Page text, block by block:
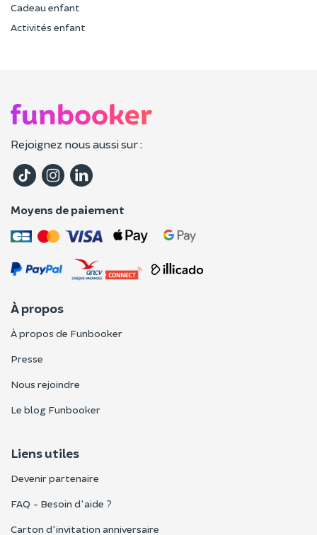
Cadeau enfant
Activités enfant
Rejoignez nous aussi sur :
Moyens de paiement
À propos
À propos de Funbooker
Presse
Nous rejoindre
Le blog Funbooker
Liens utiles
Devenir partenaire
FAQ - Besoin d'aide ?
Carton d'invitation anniversaire